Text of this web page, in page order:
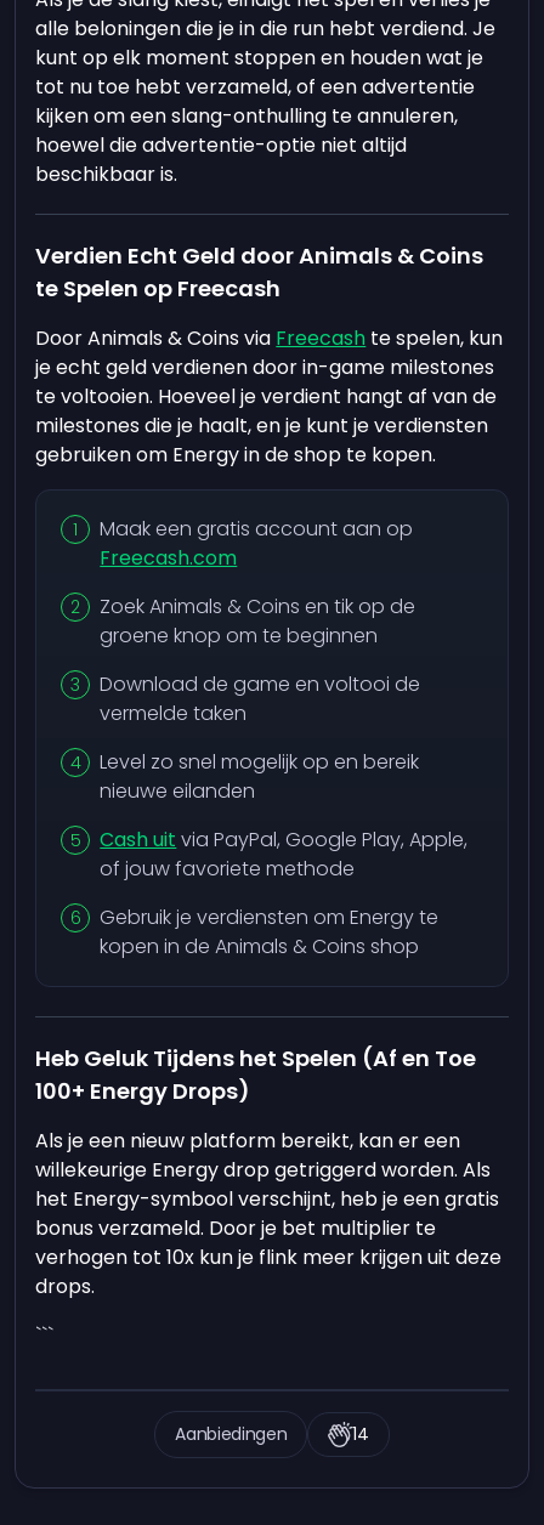
alle beloningen die je in die run hebt verdiend. Je
kunt op elk moment stoppen en houden wat je
tot nu toe hebt verzameld, of een advertentie
kijken om een slang-onthulling te annuleren,
hoewel die advertentie-optie niet altijd
beschikbaar is.
Verdien Echt Geld door Animals & Coins
te Spelen op Freecash
Door Animals & Coins via Freecash te spelen, kun
je echt geld verdienen door in-game milestones
te voltooien. Hoeveel je verdient hangt af van de
milestones die je haalt, en je kunt je verdiensten
gebruiken om Energy in de shop te kopen.
Maak een gratis account aan op
Freecash.com
Zoek Animals & Coins en tik op de
groene knop om te beginnen
Download de game en voltooi de
vermelde taken
Level zo snel mogelijk op en bereik
nieuwe eilanden
Cash uit via PayPal, Google Play, Apple,
of jouw favoriete methode
Gebruik je verdiensten om Energy te
kopen in de Animals & Coins shop
Heb Geluk Tijdens het Spelen (Af en Toe
100+ Energy Drops)
Als je een nieuw platform bereikt, kan er een
willekeurige Energy drop getriggerd worden. Als
het Energy-symbool verschijnt, heb je een gratis
bonus verzameld. Door je bet multiplier te
verhogen tot 10x kun je flink meer krijgen uit deze
drops.
```
Aanbiedingen 14